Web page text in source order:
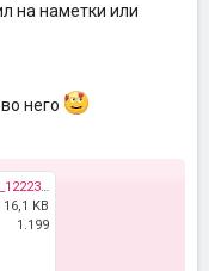
на наметки или
него
29839_122243277799671_122232301134102_212338_7534792_n.jpg
16,1 KB
1.199